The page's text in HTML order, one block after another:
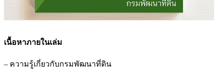
เนื้อหาภายในเล่ม
– ความรู้เกี่ยวกับกรมพัฒนาที่ดิน